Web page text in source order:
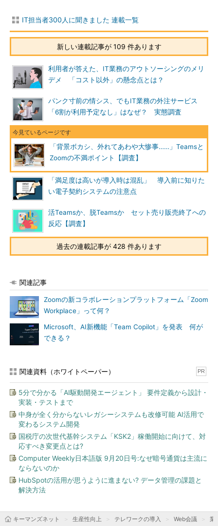
IT担当者300人に聞きました 連載一覧
新しい連載記事が 109 件あります
利用者が答えた、IT業務のアウトソーシングのメリ
デメ 「コスト以外」の懸念点とは？
パンク寸前の情シス、でもIT業務の外注サービス
「6割が利用予定なし」はなぜ？ 実態調査
「背景ボカシ、外れてあわや大惨事……」Teamsと
Zoomの不満ポイント【調査】
「満足度は高いが導入時は混乱」 導入前に知りた
い電子契約システムの注意点
活Teamsか、脱Teamsか セット売り販売終了への
反応【調査】
過去の連載記事が 428 件あります
関連記事
Zoomの新コラボレーションプラットフォーム「Zoom
Workplace」って何？
Microsoft、AI新機能「Team Copilot」を発表 何が
できる？
関連資料（ホワイトペーパー） PR
5分で分かる「AI駆動開発エージェント」 要件定義から設計・
実装・テストまで
中身が全く分からないレガシーシステムも改修可能 AI活用で
変わるシステム開発
国税庁の次世代基幹システム「KSK2」稼働開始に向けて、対
応すべき変更点とは?
Computer Weekly日本語版 9月20日号:なぜ暗号通貨は主流に
ならないのか
HubSpotの活用が思うように進まない? データ管理の課題と
解決方法
キーマンズネット 生産性向上 テレワークの導入 Web会議
業